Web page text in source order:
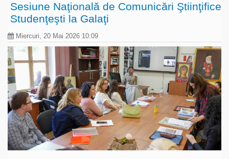
Sesiune Naţională de Comunicări Ştiinţifice
Studenţeşti la Galaţi
Miercuri, 20 Mai 2026 10:09